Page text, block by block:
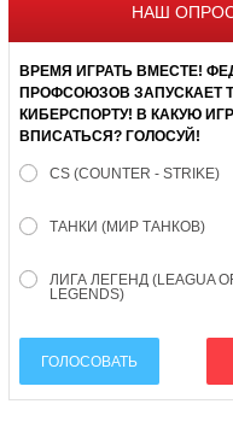
НАШ
ВРЕМЯ ИГРАТЬ ВМЕСТЕ!
ПРОФСОЮЗОВ ЗАПУСКАЕТ
КИБЕРСПОРТУ! В КАКУЮ
ВПИСАТЬСЯ? ГОЛОСУЙ!
CS (COUNTER - STRIKE)
ТАНКИ (МИР ТАНКОВ)
ЛИГА ЛЕГЕНД (LEAGUA
LEGENDS)
ГОЛОСОВАТЬ